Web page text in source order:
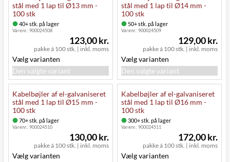
stål med 1 lap til Ø13 mm -
100 stk
40+ stk. på lager
Varenr.:900024508
pakke á 100 stk. | inkl. moms
123,00 kr.
Vælg varianten
Den valgte variant
stål med 1 lap til Ø14 mm -
100 stk
50+ stk. på lager
Varenr.:900024509
pakke á 100 stk. | inkl. moms
129,00 kr.
Vælg varianten
Den valgte variant
Kabelbøjler af el-galvaniseret
stål med 1 lap til Ø15 mm -
100 stk
70+ stk. på lager
Varenr.:900024510
pakke á 100 stk. | inkl. moms
130,00 kr.
Vælg varianten
Kabelbøjler af el-galvaniseret
stål med 1 lap til Ø16 mm -
100 stk
300+ stk. på lager
Varenr.:900024511
pakke á 100 stk. | inkl. moms
172,00 kr.
Vælg varianten